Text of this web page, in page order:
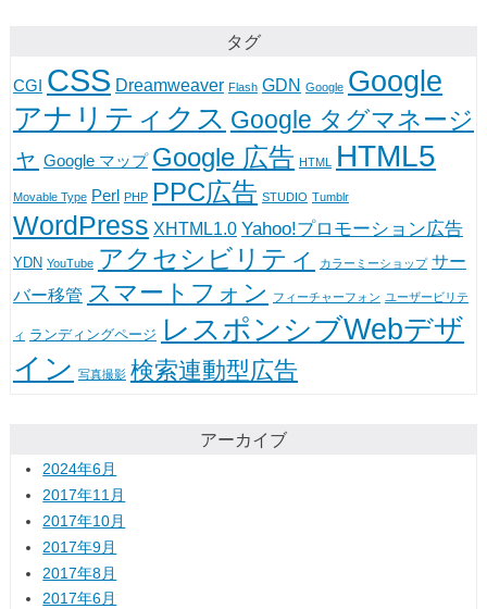
タグ
CGI CSS Dreamweaver Flash GDN Google Google
アナリティクス Google タグマネージ
ャ Google マップ Google 広告 HTML HTML5
Movable Type Perl PHP PPC広告 STUDIO Tumblr
WordPress XHTML1.0 Yahoo!プロモーション広告
YDN YouTube アクセシビリティ カラーミーショップ サー
バー移管 スマートフォン フィーチャーフォン ユーザービリテ
ィ ランディングページ レスポンシブWebデザ
イン 写真撮影 検索連動型広告
アーカイブ
2024年6月
2017年11月
2017年10月
2017年9月
2017年8月
2017年6月